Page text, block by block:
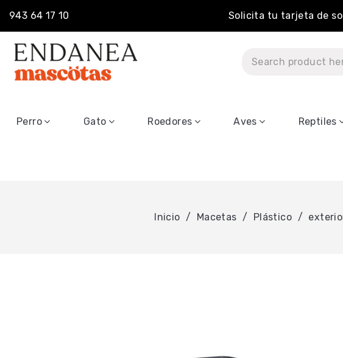
943 64 17 10 Solicita tu tarjeta de
Perro Gato Roedores Aves Reptiles
Inicio Macetas Plástico